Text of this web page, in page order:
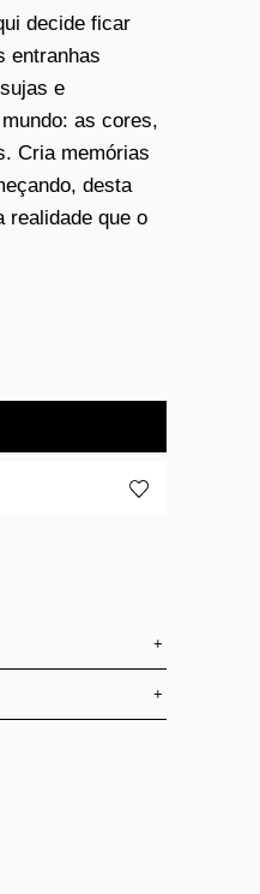
decide ficar
entranhas
e
as cores,
Cria memórias
desta
realidade que o
+
+